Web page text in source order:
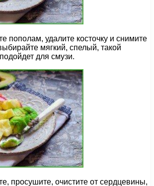
пополам, удалите косточку и снимите
мягкий, спелый, такой
для смузи.
просушите, очистите от сердцевины,